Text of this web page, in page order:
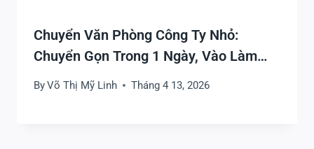
Chuyển Văn Phòng Công Ty Nhỏ:
Chuyển Gọn Trong 1 Ngày, Vào Làm
Sớm
ByVõ Thị Mỹ Linh Tháng 4 13, 2026